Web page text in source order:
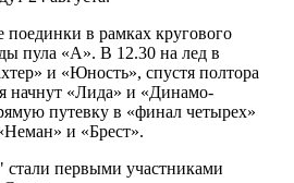
поединки в рамках кругового
пула «А». В 12.30 на лед в
и «Юность», спустя полтора
начнут «Лида» и «Динамо-
путевку в «финал четырех»
и «Брест».